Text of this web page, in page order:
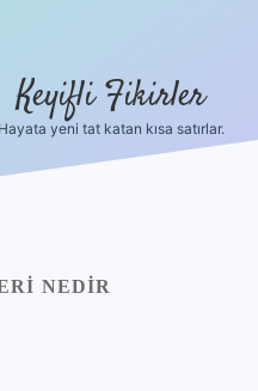
Keyifli Fikirler
Hayata yeni tat katan kısa satırlar.
NEDIR